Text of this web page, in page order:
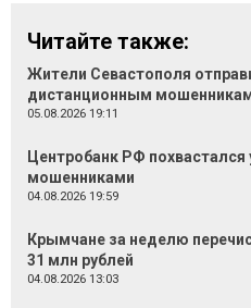
Читайте также:
Жители Севастополя
дистанционным
05.08.2026 19:11
Центробанк РФ похвастался
мошенниками
04.08.2026 19:59
Крымчане за неделю
31 млн рублей
04.08.2026 13:03